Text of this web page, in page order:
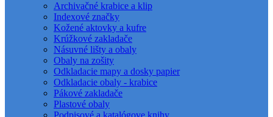
Archivačné krabice a klip
Indexové značky
Kožené aktovky a kufre
Krúžkové zakladače
Násuvné lišty a obaly
Obaly na zošity
Odkladacie mapy a dosky papier
Odkladacie obaly - krabice
Pákové zakladače
Plastové obaly
Podpisové a katalógove knihy